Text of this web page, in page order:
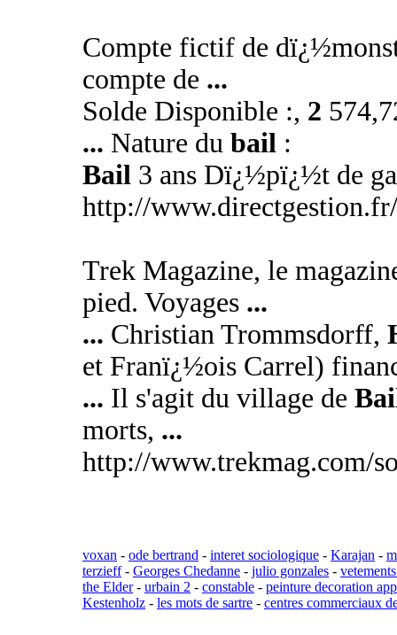
Compte fictif de
compte de ...
Solde Disponible :, 2
... Nature du bail :
Bail 3 ans Dï¿½pï¿½t de
http://
Trek Magazine, le
pied. Voyages ...
... Christian Trommsdorff,
et Franï¿½ois Carrel)
... Il s'agit du village de
morts, ...
http://www.trekmag.com/
voxan - ode bertrand - interet sociologique - Karajan -
terzieff- Georges Chedanne - julio gonzales -
the Elder- urbain 2 - constable - peinture decoration
Kestenholz - les mots de sartre - centres commerciaux